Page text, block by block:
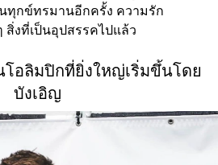
ทุกข์ทรมานอีกครั้ง ความรัก
สิ่งที่เป็นอุปสรรคไปแล้ว
โอลิมปิกที่ยิ่งใหญ่เริ่มขึ้นโดย
บังเอิญ